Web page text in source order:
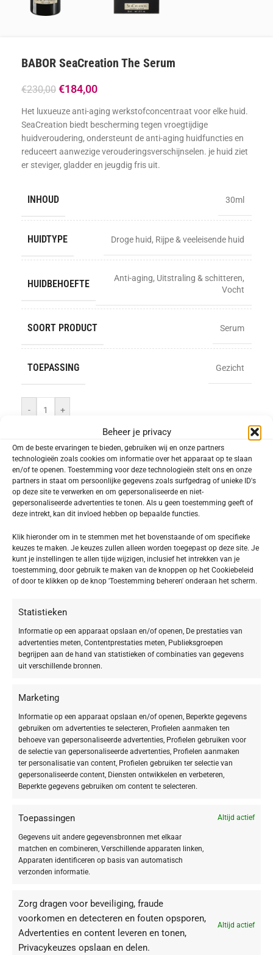
Beheer je privacy
Om de beste ervaringen te bieden, gebruiken wij en onze partners
technologieën zoals cookies om informatie over het apparaat op te slaan
en/of te openen. Toestemming voor deze technologieën stelt ons en onze
partners in staat om persoonlijke gegevens zoals surfgedrag of unieke ID's
op deze site te verwerken en om gepersonaliseerde en niet-
gepersonaliseerde advertenties te tonen. Als u geen toestemming geeft of
deze intrekt, kan dit invloed hebben op bepaalde functies.
Klik hieronder om in te stemmen met het bovenstaande of om specifieke
keuzes te maken. Je keuzes zullen alleen worden toegepast op deze site. Je
kunt je instellingen te allen tijde wijzigen, inclusief het intrekken van je
toestemming, door gebruik te maken van de knoppen op het Cookiebeleid
of door te klikken op de knop 'Toestemming beheren' onderaan het scherm.
Statistieken
Informatie op een apparaat opslaan en/of openen, De prestaties van
advertenties meten, Contentprestaties meten, Publieksgroepen
begrijpen aan de hand van statistieken of combinaties van gegevens
uit verschillende bronnen.
Marketing
Informatie op een apparaat opslaan en/of openen, Beperkte gegevens
gebruiken om advertenties te selecteren, Profielen aanmaken ten
behoeve van gepersonaliseerde advertenties, Profielen gebruiken voor
de selectie van gepersonaliseerde advertenties, Profielen aanmaken
ter personalisatie van content, Profielen gebruiken ter selectie van
gepersonaliseerde content, Diensten ontwikkelen en verbeteren,
Beperkte gegevens gebruiken om content te selecteren.
Toepassingen Altijd actief
Gegevens uit andere gegevensbronnen met elkaar
matchen en combineren, Verschillende apparaten linken,
Apparaten identificeren op basis van automatisch
verzonden informatie.
Zorg dragen voor beveiliging, fraude
voorkomen en detecteren en fouten opsporen,
Advertenties en content leveren en tonen,
Privacykeuzes opslaan en delen.
Altijd actief
BABOR SeaCreation The Serum
€230,00 €184,00
Het luxueuze anti-aging werkstofconcentraat voor elke huid.
SeaCreation biedt bescherming tegen vroegtijdige
huidveroudering, ondersteunt de anti-aging huidfuncties en
reduceert aanwezige verouderingsverschijnselen. je huid ziet
er steviger, gladder en jeugdig fris uit.
INHOUD 30ml
HUIDTYPE Droge huid, Rijpe & veeleisende huid
HUIDBEHOEFTE Anti-aging, Uitstraling & schitteren,
Vocht
SOORT PRODUCT Serum
TOEPASSING Gezicht
- +
TOEVOEGEN AAN WINKELWAGEN
Toevoegen aan verlanglijst
SKU:490203
Categorie:SeaCreation®
Delen:
Beschrijving
Het luxueuze anti-aging werkstofconcentraat voor
elke huid.
verouderingsverschijnselen. Je huid ziet er steviger, gladder en jeugdig
fris uit.
De oorsprong van echte schoonheid ligt in de diepte van de zeeën. De
BABOR laboratoria zijn een stuk dichterbij dit eeuwenlang bewaard
geheim gekomen. Een drieklank bestaande uit de intelligente
antirimpelwerkstof MicroAlgae AP, verenigd met het effectieve anti-aging
anti-aging werking. De celenergie van je huid neemt toe en oxidatieve
huidstress wordt tegengegaan.
Toepassing:in de ochtend en/of `s avonds voor de verzorgingscrème op
het gereinigde gezicht, je hals en het decolleté aanbrengen en met vlakke
Suggestie:
Voor maximale resultaten gebruikt u aansluitend
SeaCreation
THE CREAM THE CREAM RICH.